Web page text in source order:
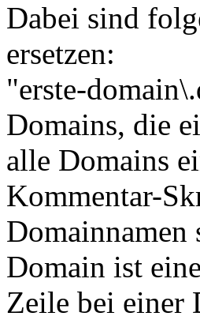
Dabei sind
ersetzen:
"erste-
Domains, die
alle Domains
Kommentar-
Domainnamen
Domain ist
Zeile bei einer